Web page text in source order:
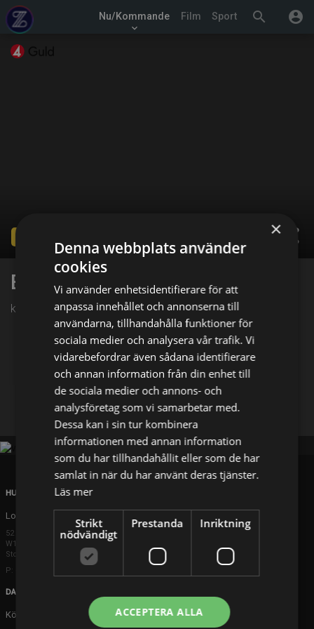
search account_circle
Nu/Kommande
keyboard_arrow_down
Film Sport
share
Beverly Hills
kl. 02:00 på TV4 Guld
Facebook X
HUVUDKONTOR
London
52 Brook Street
W1K 5DS London
Storbritannien
P: +44 203 608 8181
DANMARK
Köpenhamn
×
Denna webbplats använder
cookies
Vi använder enhetsidentifierare för att
anpassa innehållet och annonserna till
användarna, tillhandahålla funktioner för
sociala medier och analysera vår trafik. Vi
vidarebefordrar även sådana identifierare
och annan information från din enhet till
de sociala medier och annons- och
analysföretag som vi samarbetar med.
Dessa kan i sin tur kombinera
informationen med annan information
som du har tillhandahållit eller som de har
samlat in när du har använt deras tjänster.
Läs mer
Strikt
nödvändigt
Prestanda Inriktning
ACCEPTERA ALLA